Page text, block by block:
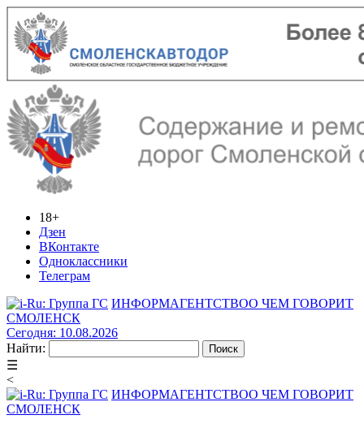
18+
Дзен
ВКонтакте
Одноклассники
Телеграм
ИНФОРМАГЕНТСТВОО ЧЕМ ГОВОРИТ
СМОЛЕНСК
Сегодня: 10.08.2026
Найти:
☰
<
ИНФОРМАГЕНТСТВОО ЧЕМ ГОВОРИТ
СМОЛЕНСК